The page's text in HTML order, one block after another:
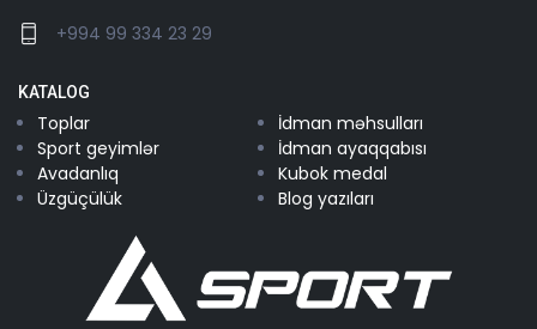
+994 99 334 23 29
KATALOG
Toplar
İdman məhsulları
Sport geyimlər
İdman ayaqqabısı
Avadanlıq
Kubok medal
Üzgüçülük
Blog yazıları